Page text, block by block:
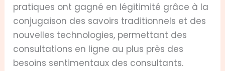
pratiques ont gagné en légitimité grâce à la
conjugaison des savoirs traditionnels et des
nouvelles technologies, permettant des
consultations en ligne au plus près des
besoins sentimentaux des consultants.